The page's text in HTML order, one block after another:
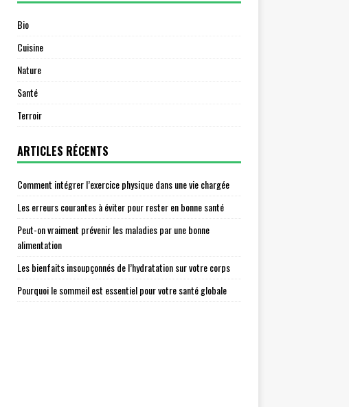
Bio
Cuisine
Nature
Santé
Terroir
ARTICLES RÉCENTS
Comment intégrer l’exercice physique dans une vie chargée
Les erreurs courantes à éviter pour rester en bonne santé
Peut-on vraiment prévenir les maladies par une bonne
alimentation
Les bienfaits insoupçonnés de l’hydratation sur votre corps
Pourquoi le sommeil est essentiel pour votre santé globale